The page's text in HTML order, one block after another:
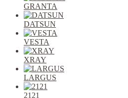
GRANTA
DATSUN
VESTA
XRAY
LARGUS
2121